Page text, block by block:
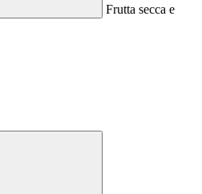
Frutta secca e